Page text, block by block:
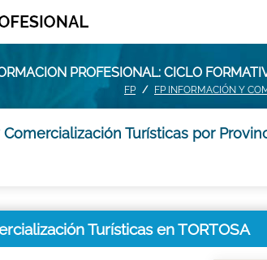
PROFESIONAL: CICLO
FP FP INFORMACIÓN Y
Turísticas por
Turísticas en TORTOSA